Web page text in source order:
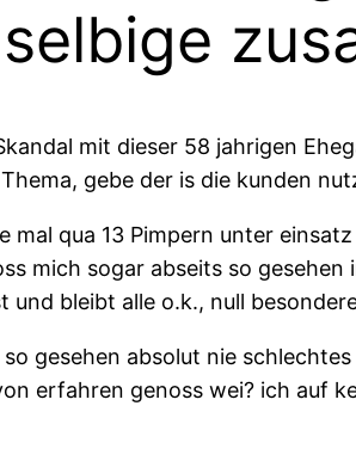
mit dieser 58 jahrigen
gebe der is die kunden
mal qua 13 Pimpern unter
mich sogar abseits so
und bleibt alle o.k., null
gesehen absolut nie
erfahren genoss wei? ich auf